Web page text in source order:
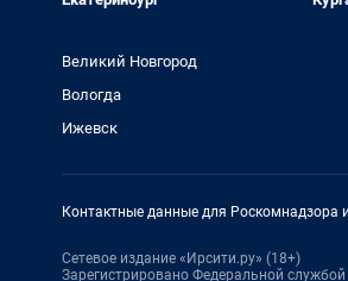
Великий Новгород
Вологда
Ижевск
Контактные данные для Роскомнадзора
Сетевое издание «Ирсити.ру» (18+)
Зарегистрировано Федеральной